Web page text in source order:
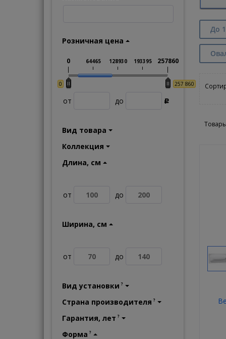
Розничная цена
0 257 860
0 64465 128930 193395 257860
от до Р
Вид товара
Коллекция
Длина, см
от до
Ширина, см
от до
Вид установки ?
Страна производителя ?
Гарантия, лет ?
Форма ?
До